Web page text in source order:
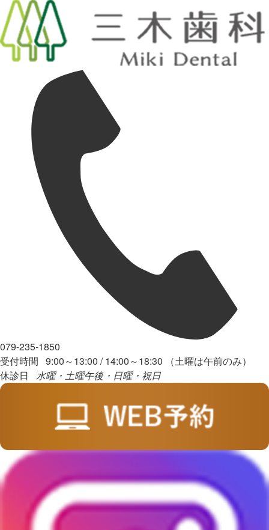
079-235-1850
受付時間 9:00～13:00 / 14:00～18:30 （土曜は午前のみ）
休診日 水曜・土曜午後・日曜・祝日